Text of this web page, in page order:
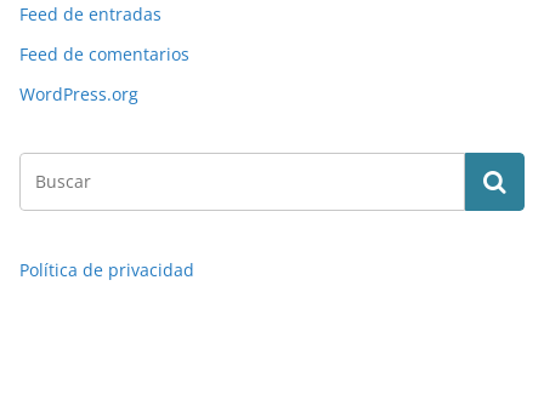
Feed de entradas
Feed de comentarios
WordPress.org
Política de privacidad